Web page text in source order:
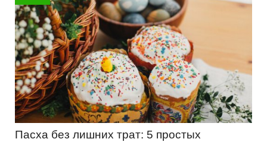
Пасха без лишних трат: 5 простых